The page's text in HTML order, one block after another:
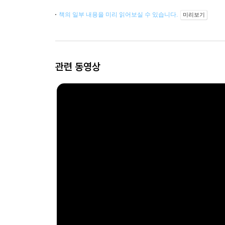
책의 일부 내용을 미리 읽어보실 수 있습니다. 미리보기
관련 동영상